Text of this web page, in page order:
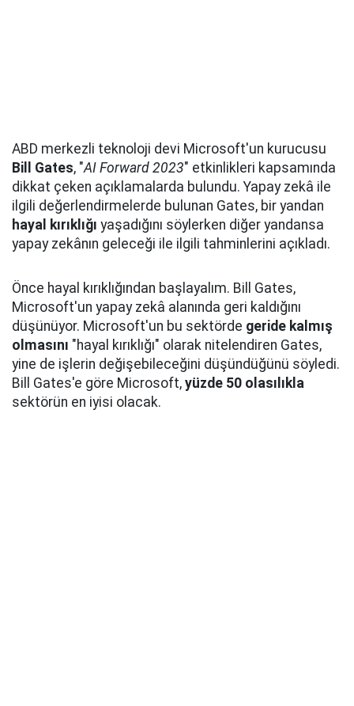
ABD merkezli teknoloji devi Microsoft'un kurucusu
Bill Gates, "AI Forward 2023" etkinlikleri kapsamında
dikkat çeken açıklamalarda bulundu. Yapay zekâ ile
ilgili değerlendirmelerde bulunan Gates, bir yandan
hayal kırıklığı yaşadığını söylerken diğer yandansa
yapay zekânın geleceği ile ilgili tahminlerini açıkladı.
Önce hayal kırıklığından başlayalım. Bill Gates,
Microsoft'un yapay zekâ alanında geri kaldığını
düşünüyor. Microsoft'un bu sektörde geride kalmış
olmasını "hayal kırıklığı" olarak nitelendiren Gates,
yine de işlerin değişebileceğini düşündüğünü söyledi.
Bill Gates'e göre Microsoft, yüzde 50 olasılıkla
sektörün en iyisi olacak.